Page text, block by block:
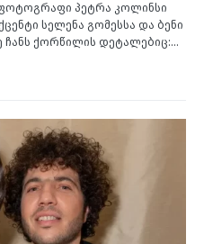
პეტრა კოლინსი
სელენა გომესსა და ბენი
ჩანს ქორწილის დეტალებიც:…